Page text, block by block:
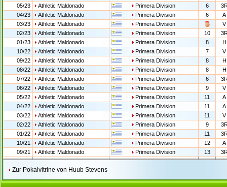
05/23
Athletic Maldonado Primera Division 6
04/23
Athletic Maldonado Primera Division 6
A
03/23
Athletic Maldonado Primera Division
V
02/23
Athletic Maldonado Primera Division 10
01/23
Athletic Maldonado Primera Division 8
H
10/22
Athletic Maldonado Primera Division 7
V
09/22
Athletic Maldonado Primera Division 8
H
08/22
Athletic Maldonado Primera Division 8
H
07/22
Athletic Maldonado Primera Division 6
06/22
Athletic Maldonado Primera Division 9
V
05/22
Athletic Maldonado Primera Division 11
A
04/22
Athletic Maldonado Primera Division 11
A
03/22
Athletic Maldonado Primera Division 11
V
02/22
Athletic Maldonado Primera Division 9
01/22
Athletic Maldonado Primera Division 11
10/21
Athletic Maldonado Primera Division 12
A
09/21
Athletic Maldonado Primera Division 13
Zur Pokalvitrine von Huub Stevens